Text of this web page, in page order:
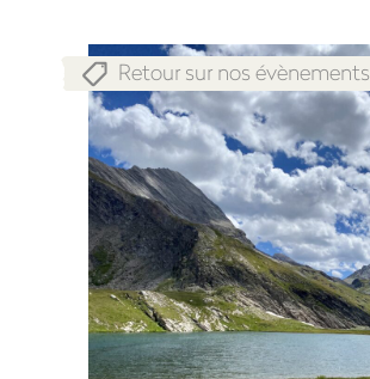
Retour sur nos évènements